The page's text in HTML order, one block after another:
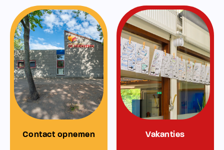
Contact opnemen Vakanties